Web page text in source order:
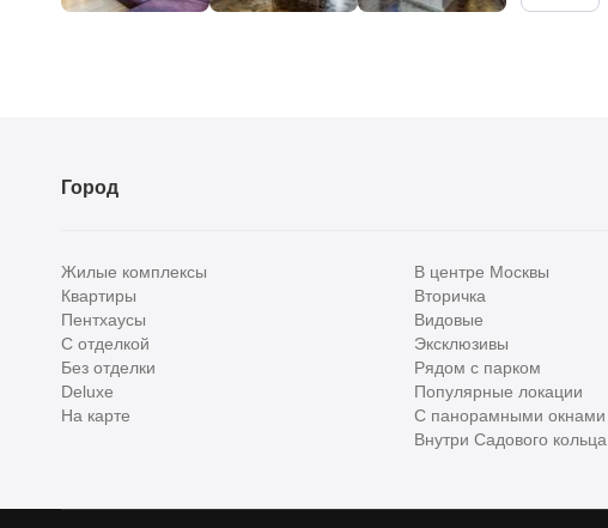
Город
Жилые комплексы
Квартиры
Пентхаусы
С отделкой
Без отделки
Deluxe
На карте
В центре Москвы
Вторичка
Видовые
Эксклюзивы
Рядом с парком
Популярные локации
С панорамными окнами
Внутри Садового кольца